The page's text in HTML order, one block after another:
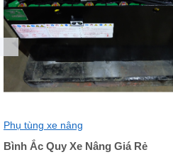
Phụ tùng xe nâng
Bình Ắc Quy Xe Nâng Giá Rẻ